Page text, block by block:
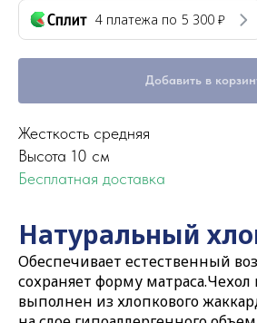
4 платежа по 5 300 ₽
Добавить в
Жесткость средняя
Высота 10 см
Бесплатная доставка
Натуральный
Обеспечивает естественный
сохраняет форму матраса.Чехол
выполнен из хлопкового